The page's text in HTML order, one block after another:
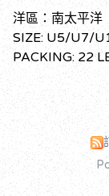
洋區：南太平洋
SIZE: U5/U7/
PACKING: 22